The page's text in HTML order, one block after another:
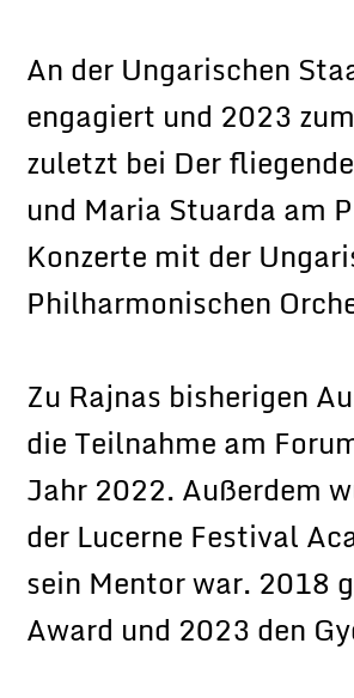
An der Ungarischen
engagiert und 2023
zuletzt bei Der
und Maria Stuarda am
Konzerte mit der
Philharmonischen
Zu Rajnas bisherigen
die Teilnahme am
Jahr 2022. Außerdem
der Lucerne Festival
sein Mentor war. 2018
Award und 2023 den